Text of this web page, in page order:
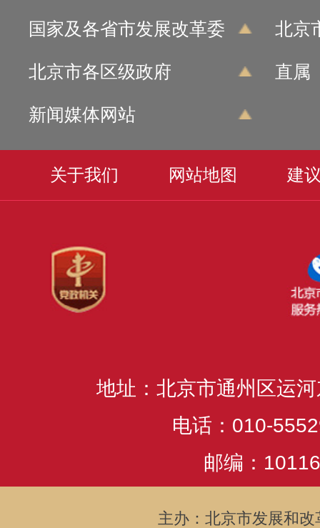
国家及各省市发展改革委 北京
北京市各区级政府 直属
新闻媒体网站
关于我们 网站地图 建
地址：北京市通州区运
电话：010-
邮编：
主办：北京市发展和改